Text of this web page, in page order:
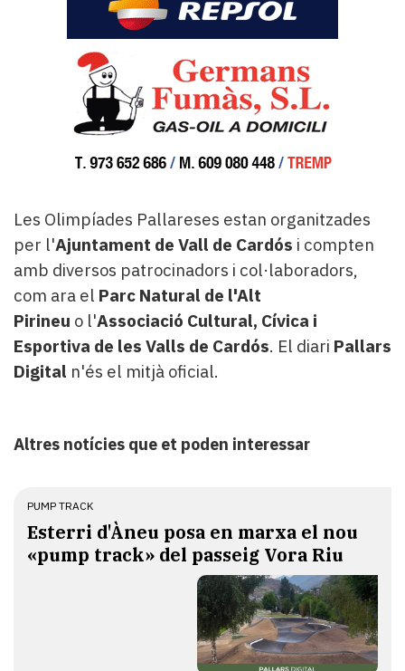
Les Olimpíades Pallareses estan organitzades
per l'Ajuntament de Vall de Cardós i compten
amb diversos patrocinadors i col·laboradors,
com ara el Parc Natural de l'Alt
Pirineu o l'Associació Cultural, Cívica i
Esportiva de les Valls de Cardós. El diari Pallars
Digital n'és el mitjà oficial.
Altres notícies que et poden interessar
PUMP TRACK
Esterri d'Àneu posa en marxa el nou
«pump track» del passeig Vora Riu